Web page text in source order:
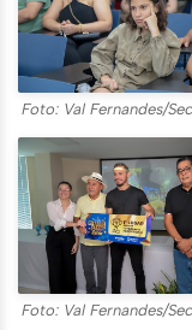
Foto: Val Fernandes/
Foto: Val Fernandes/